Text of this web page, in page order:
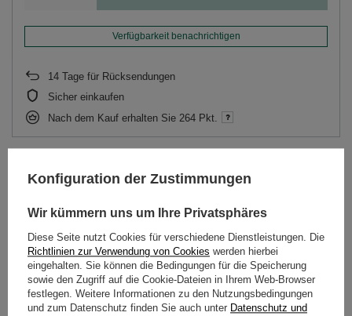
Verfügbarkeit benachrichtigen
14 Tage für Rücksendungen
Sicher einkaufen
Nach dem Kauf erhalten Sie 264 Pkt.
DETAILLIERTE DATEN
KUNDENREZENSIONEN (0)
Konfiguration der Zustimmungen
Wir kümmern uns um Ihre Privatsphäres
Diese Seite nutzt Cookies für verschiedene Dienstleistungen. Die
Richtlinien zur Verwendung von Cookies werden hierbei
eingehalten. Sie können die Bedingungen für die Speicherung
sowie den Zugriff auf die Cookie-Dateien in Ihrem Web-Browser
festlegen. Weitere Informationen zu den Nutzungsbedingungen
und zum Datenschutz finden Sie auch unter Datenschutz und